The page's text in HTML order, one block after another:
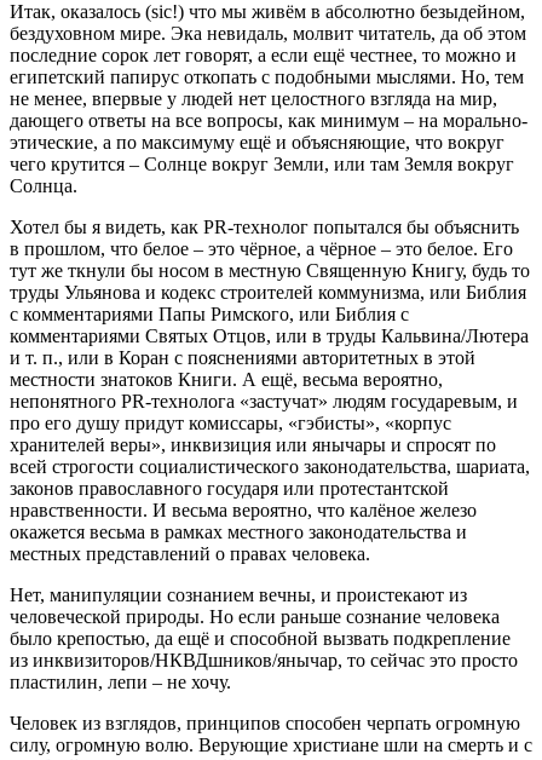
Итак, оказалось (sic!) что мы живём в абсолютно безыдейном,
бездуховном мире. Эка невидаль, молвит читатель, да об этом
последние сорок лет говорят, а если ещё честнее, то можно и
египетский папирус откопать с подобными мыслями. Но, тем
не менее, впервые у людей нет целостного взгляда на мир,
дающего ответы на все вопросы, как минимум – на морально-
этические, а по максимуму ещё и объясняющие, что вокруг
чего крутится – Солнце вокруг Земли, или там Земля вокруг
Солнца.
Хотел бы я видеть, как PR-технолог попытался бы объяснить
в прошлом, что белое – это чёрное, а чёрное – это белое. Его
тут же ткнули бы носом в местную Священную Книгу, будь то
труды Ульянова и кодекс строителей коммунизма, или Библия
с комментариями Папы Римского, или Библия с
комментариями Святых Отцов, или в труды Кальвина/Лютера
и т. п., или в Коран с пояснениями авторитетных в этой
местности знатоков Книги. А ещё, весьма вероятно,
непонятного PR-технолога «застучат» людям государевым, и
про его душу придут комиссары, «гэбисты», «корпус
хранителей веры», инквизиция или янычары и спросят по
всей строгости социалистического законодательства, шариата,
законов православного государя или протестантской
нравственности. И весьма вероятно, что калёное железо
окажется весьма в рамках местного законодательства и
местных представлений о правах человека.
Нет, манипуляции сознанием вечны, и проистекают из
человеческой природы. Но если раньше сознание человека
было крепостью, да ещё и способной вызвать подкрепление
из инквизиторов/НКВДшников/янычар, то сейчас это просто
пластилин, лепи – не хочу.
Человек из взглядов, принципов способен черпать огромную
силу, огромную волю. Верующие христиане шли на смерть и с